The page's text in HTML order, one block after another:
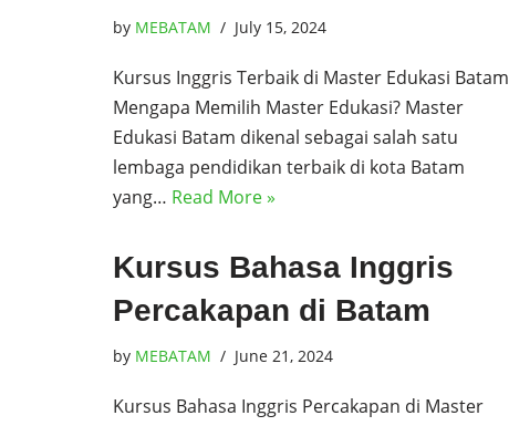
by MEBATAM July 15, 2024
Kursus Inggris Terbaik di Master Edukasi Batam
Mengapa Memilih Master Edukasi? Master
Edukasi Batam dikenal sebagai salah satu
lembaga pendidikan terbaik di kota Batam
yang… Read More »
Kursus Bahasa Inggris
Percakapan di Batam
by MEBATAM June 21, 2024
Kursus Bahasa Inggris Percakapan di Master